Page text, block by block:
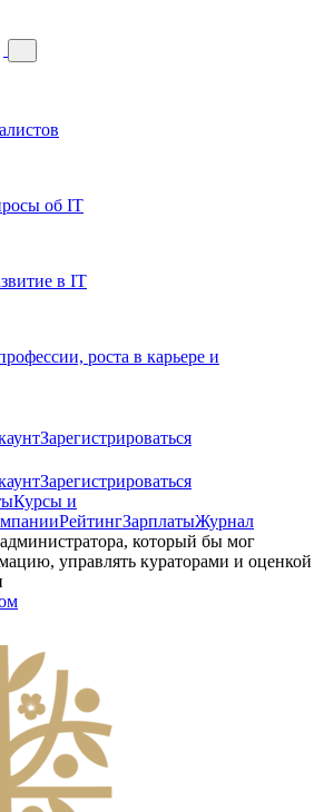
об IT
в IT
роста в карьере и
Зарегистрироваться
Зарегистрироваться
Курсы и
РейтингЗарплатыЖурнал
который бы мог
управлять кураторами и оценкой